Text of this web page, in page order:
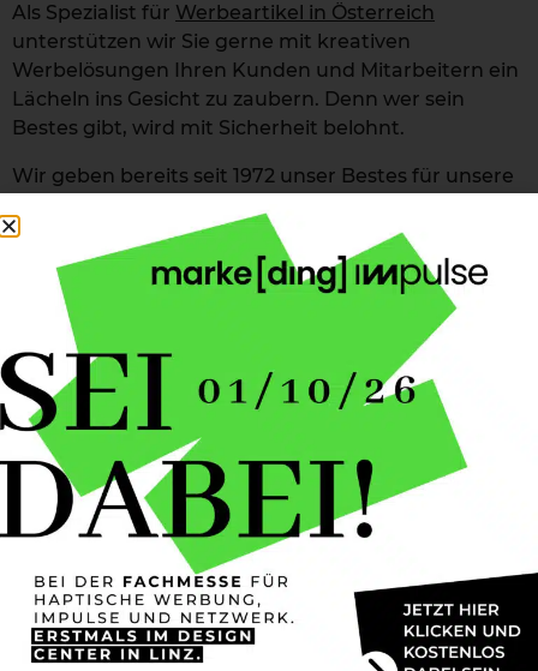
Als Spezialist für Werbeartikel in Österreich
unterstützen wir Sie gerne mit kreativen
Werbelösungen Ihren Kunden und Mitarbeitern ein
Lächeln ins Gesicht zu zaubern. Denn wer sein
Bestes gibt, wird mit Sicherheit belohnt.
Wir geben bereits seit 1972 unser Bestes für unsere
sowie
Arbeitskleidung
. Unsere langjährige
Erfahrung macht uns für Sie zu einem zuverlässigen
und leistungsstarken Partner. Von unserem
Standort im Herzen von Oberösterreich beliefern
wir nationale wie auch internationale
Geschäftspartner mit Werbemittelnaller Art. Wir
übernehmen gerne für Sie die komplette
Werbemittelabwicklung mit unserem Wertpräsent
Werbemittel FullserviceAngebot. Denn wir
kümmern uns zu 100% um Ihr individuelles Projekt.
Besuchen Sie uns gerne in unserem großen
Schauraum in Marchtrenk und lassen Sie sich
inspirieren von den vielen Möglichkeiten in der Welt
derWerbeartikelundArbeitskleidung